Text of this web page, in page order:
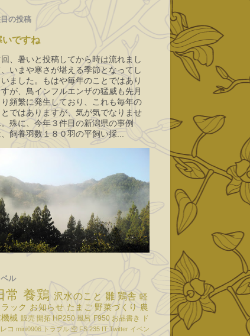
の投稿
いですね
、暑いと投稿してから時は流れまし
いまや寒さが堪える季節となってし
いました。もはや毎年のことではあり
すが、鳥インフルエンザの猛威も先月
り頻繁に発生しており、これも毎年の
とではありますが、気が気でなりませ
殊に、今年３件目の新潟県の事例
、飼養羽数１８０羽の平飼い採...
ル
常 養鶏 沢水のこと 雛 鶏舎 軽
ラック お知らせ たまご 野菜づくり 農
械 販売 開拓 HP250 風呂 F950 お品書き
ド
コ mini0906 トラブル 空 FS 235 IT Twitter イベン